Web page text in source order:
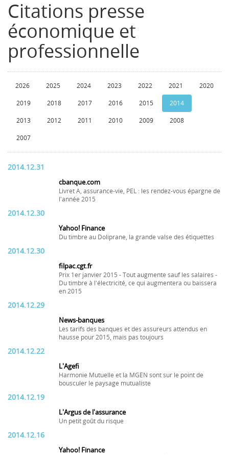
Citations presse
économique et
professionnelle
2026 2025 2024 2023 2022 2021 2020
2019 2018 2017 2016 2015 2014
2013 2012 2011 2010 2009 2008
2007
2014.12.31
cbanque.com
Livret A, assurance-vie, PEL : les rendez-vous épargne de
l'année 2015
2014.12.30
Yahoo! Finance
Du timbre au Doliprane, la grande valse des étiquettes
2014.12.30
filpac.cgt.fr
Prix 1er janvier 2015 - Tout augmente sauf les salaires -
Du timbre à l'électricité, ce qui augmentera ou baissera
en 2015
2014.12.29
News-banques
Les tarifs des banques et des assureurs attendus en
hausse pour 2015, mais pas toujours
2014.12.22
L'Agefi
Harmonie Mutuelle et la MGEN sont sur le point de
bousculer le paysage mutualiste
2014.12.19
L'Argus de l'assurance
Un petit goût du risque
2014.12.16
Yahoo! Finance